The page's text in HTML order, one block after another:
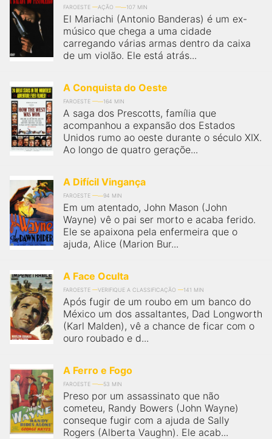
FAROESTE AÇÃO 107 MIN
El Mariachi (Antonio Banderas) é um ex-
músico que chega a uma cidade
carregando várias armas dentro da caixa
de um violão. Ele está atrás...
A Conquista do Oeste
FAROESTE 164 MIN
A saga dos Prescotts, família que
acompanhou a expansão dos Estados
Unidos rumo ao oeste durante o século XIX.
Ao longo de quatro geraçõe...
A Difícil Vingança
FAROESTE 94 MIN
Em um atentado, John Mason (John
Wayne) vê o pai ser morto e acaba ferido.
Ele se apaixona pela enfermeira que o
ajuda, Alice (Marion Bur...
A Face Oculta
FAROESTE VERIFIQUE A CLASSIFICAÇÃO 141 MIN
Após fugir de um roubo em um banco do
México um dos assaltantes, Dad Longworth
(Karl Malden), vê a chance de ficar com o
ouro roubado e d...
A Ferro e Fogo
FAROESTE 53 MIN
Preso por um assassinato que não
cometeu, Randy Bowers (John Wayne)
conseque fugir com a ajuda de Sally
Rogers (Alberta Vaughn). Ele acab...